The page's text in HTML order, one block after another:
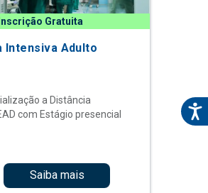
Gratuita
Intensiva Adulto
a Distância
com Estágio presencial
Saiba mais